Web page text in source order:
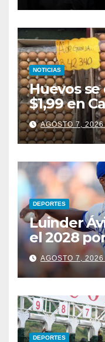
NOTICIAS
Huevos
$1,99 en
AGOSTO 7,
DEPORTES
Luinder
el 2028
AGOSTO 7, 2026
DEPORTES